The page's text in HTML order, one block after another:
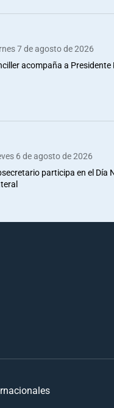
7 de agosto de 2026
acompaña a
6 de agosto de 2026
participa en el Día